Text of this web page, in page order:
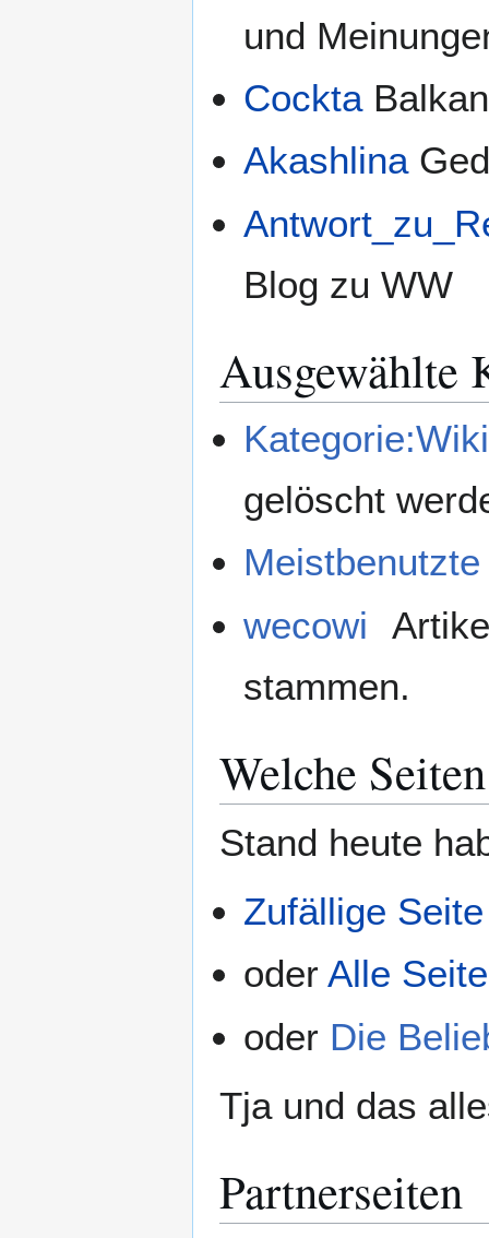
und
Cockta
Akashlina
Blog zu WW
Ausgewählte
gelöscht
wecowi
stammen.
Welche
Stand heute
Zufällige Seite
oderAlle
oder Die
Tja und das
Partnerseiten